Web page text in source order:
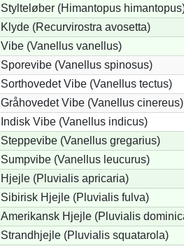
Stylteløber (Himantopus
Klyde (Recurvirostra avosetta)
Vibe (Vanellus vanellus)
Sporevibe (Vanellus spinosus)
Sorthovedet Vibe (Vanellus tectus)
Gråhovedet Vibe (Vanellus cinereus)
Indisk Vibe (Vanellus indicus)
Steppevibe (Vanellus gregarius)
Sumpvibe (Vanellus leucurus)
Hjejle (Pluvialis apricaria)
Sibirisk Hjejle (Pluvialis fulva)
Amerikansk Hjejle (Pluvialis
Strandhjejle (Pluvialis squatarola)